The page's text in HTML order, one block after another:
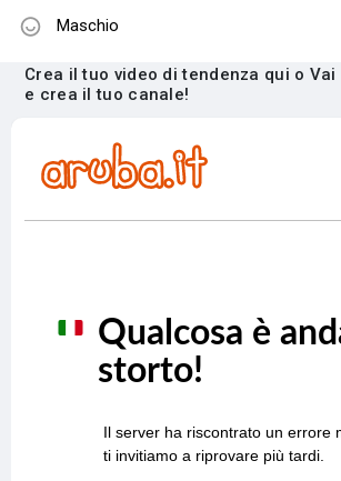
Maschio
Crea il tuo video di tendenza qui o Vai
e crea il tuo canale!